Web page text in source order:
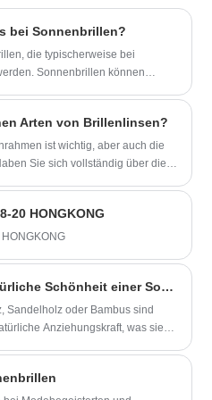
Gläser, UV400-Schutz,
Abstand von ±30° mildern
entstehen.
wirkt dezent und
ist eine Kombination aus
und unterstreicht ein
nicht langweiliges
Brillen nicht nur die
sondern sind auch für ein
bei Sonnenbrillen?
die typischerweise bei
Sonnenbrillen können
Arten von Brillenlinsen?
ist wichtig, aber auch die
Sie sich vollständig über die
20 HONGKONG
Wie bewahren Sie die natürliche Schönheit einer Sonnenbrille aus reinem Holz?
Sandelholz oder Bambus sind
Anziehungskraft, was sie
verformen oder verfärben, was